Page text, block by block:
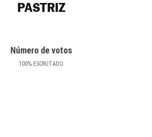
PASTRIZ
Número de votos
100% ESCRUTADO